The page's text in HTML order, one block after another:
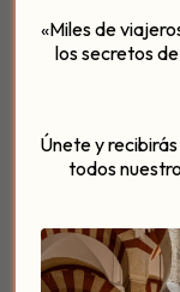
Eventos
Noticias y
Historias
«Miles de
los secretos
Únete y
todos